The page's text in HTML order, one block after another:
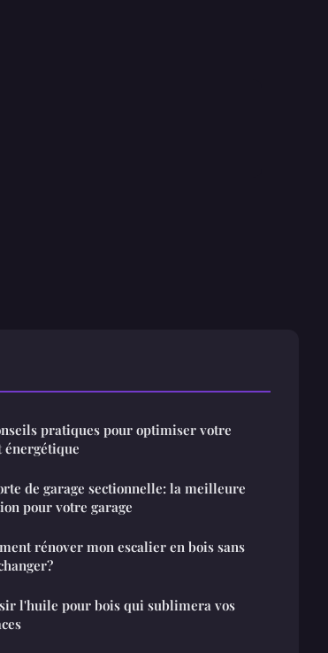
pratiques pour optimiser votre
énergétique
de garage sectionnelle: la meilleure
pour votre garage
rénover mon escalier en bois sans
l'huile pour bois qui sublimera vos